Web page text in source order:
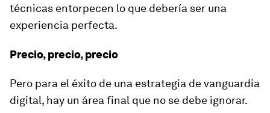
técnicas entorpecen lo que debería ser una
experiencia perfecta.
Precio, precio, precio
Pero para el éxito de una estrategia de vanguardia
digital, hay un área final que no se debe ignorar.